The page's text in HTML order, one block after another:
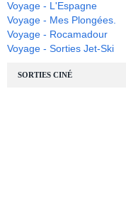
Voyage - L'Espagne
Voyage - Mes Plongées.
Voyage - Rocamadour
Voyage - Sorties Jet-Ski
SORTIES CINÉ